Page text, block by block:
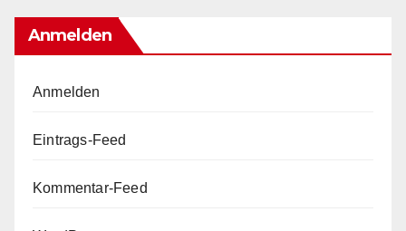
Anmelden
Anmelden
Eintrags-Feed
Kommentar-Feed